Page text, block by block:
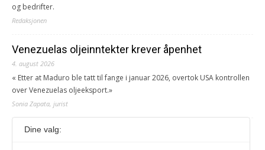
og bedrifter.
Redaksjonen
Venezuelas oljeinntekter krever åpenhet
4. august 2026
« Etter at Maduro ble tatt til fange i januar 2026, overtok USA kontrollen
over Venezuelas oljeeksport.»
Sonia Zapata, jurist
117,8 millioner er på flukt, en nedgang fra forrige
Dine valg: